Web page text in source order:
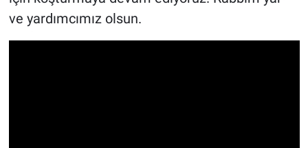
ve yardımcımız olsun.